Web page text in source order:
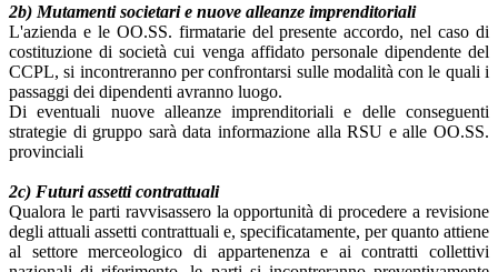
2b) Mutamenti societari e nuove alleanze imprenditoriali
L'azienda e le OO.SS. firmatarie del presente accordo, nel caso di
costituzione di società cui venga affidato personale dipendente del
CCPL, si incontreranno per confrontarsi sulle modalità con le quali i
passaggi dei dipendenti avranno luogo.
Di eventuali nuove alleanze imprenditoriali e delle conseguenti
strategie di gruppo sarà data informazione alla RSU e alle OO.SS.
provinciali
2c) Futuri assetti contrattuali
Qualora le parti ravvisassero la opportunità di procedere a revisione
degli attuali assetti contrattuali e, specificatamente, per quanto attiene
al settore merceologico di appartenenza e ai contratti collettivi